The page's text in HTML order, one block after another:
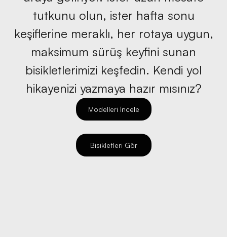
tutkunu olun, ister hafta sonu
keşiflerine meraklı, her rotaya uygun,
maksimum sürüş keyfini sunan
bisikletlerimizi keşfedin. Kendi yol
hikayenizi yazmaya hazır mısınız?
Modelleri İncele
Bisikletleri Gör